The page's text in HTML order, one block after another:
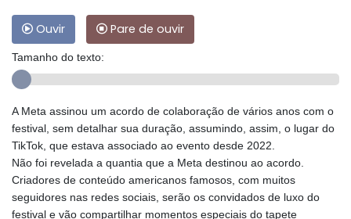
Ouvir Pare de ouvir
Tamanho do texto:
A Meta assinou um acordo de colaboração de vários anos com o
festival, sem detalhar sua duração, assumindo, assim, o lugar do
TikTok, que estava associado ao evento desde 2022.
Não foi revelada a quantia que a Meta destinou ao acordo.
Criadores de conteúdo americanos famosos, com muitos
seguidores nas redes sociais, serão os convidados de luxo do
festival e vão compartilhar momentos especiais do tapete